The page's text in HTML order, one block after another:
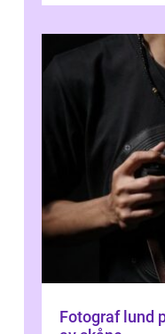
Fotograf lund profesjonell foto i hjertet